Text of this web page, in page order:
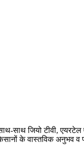
साथ जियो टीवी,
के वास्तविक अनुभव